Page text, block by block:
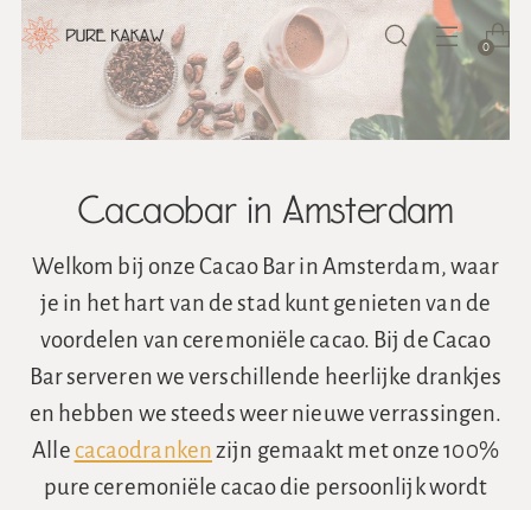
0
Cacaobar in Amsterdam
Welkom bij onze Cacao Bar in Amsterdam, waar
je in het hart van de stad kunt genieten van de
voordelen van ceremoniële cacao. Bij de Cacao
Bar serveren we verschillende heerlijke drankjes
en hebben we steeds weer nieuwe verrassingen.
Alle cacaodrankenzijn gemaakt met onze 100%
pure ceremoniële cacao die persoonlijk wordt